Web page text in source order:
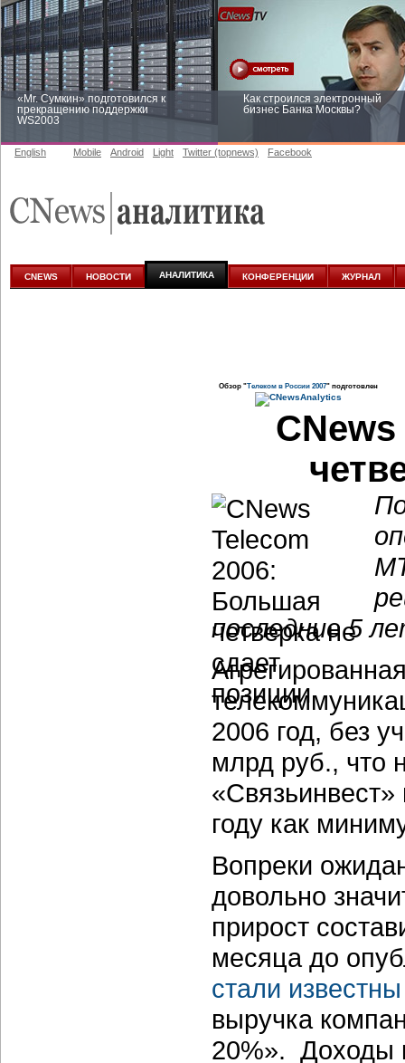
«Mr. Сумкин» подготовился к
прекращению поддержки
WS2003
Как строился электронный
бизнес Банка Москвы?
аналитике
English Mobile Android Light Twitter (topnews) Facebook
CNEWS НОВОСТИ АНАЛИТИКА КОНФЕРЕНЦИИ ЖУРНАЛ
Обзор "Телеком в России 2007" подготовлен
последние 5
2006 год, без
млрд руб., что
году как
Вопреки
довольно
прирост
месяца до
стали известны
выручка
20%». Доходы